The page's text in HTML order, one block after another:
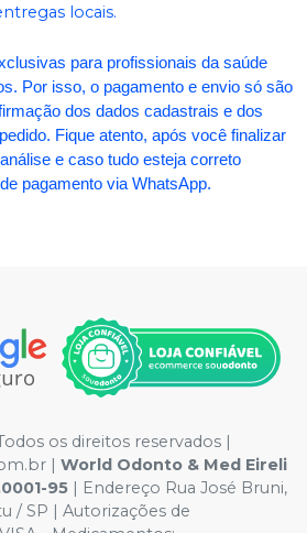
locais.
para profissionais da saúde
Por isso, o pagamento e envio só são
dos dados cadastrais e dos
Fique atento, após você finalizar
e caso tudo esteja correto
pagamento via WhatsApp.
os direitos reservados |
| World Odonto & Med Eireli
95 | Endereço Rua José Bruni,
/ SP | Autorizações de